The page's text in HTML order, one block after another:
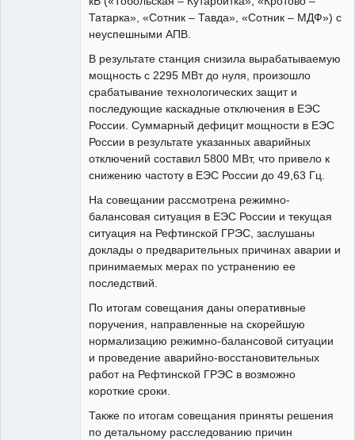
Татарка», «Сотник – Тавда», «Сотник – МДФ») с
неуспешными АПВ.
В результате станция снизила вырабатываемую
мощность с 2295 МВт до нуля, произошло
срабатывание технологических защит и
последующие каскадные отключения в ЕЭС
России. Суммарный дефицит мощности в ЕЭС
России в результате указанных аварийных
отключений составил 5800 МВт, что привело к
снижению частоту в ЕЭС России до 49,63 Гц.
На совещании рассмотрена режимно-
балансовая ситуация в ЕЭС России и текущая
ситуация на Рефтинской ГРЭС, заслушаны
доклады о предварительных причинах аварии и
принимаемых мерах по устранению ее
последствий.
По итогам совещания даны оперативные
поручения, направленные на скорейшую
нормализацию режимно-балансовой ситуации
и проведение аварийно-восстановительных
работ на Рефтинской ГРЭС в возможно
короткие сроки.
Также по итогам совещания приняты решения
по детальному расследованию причин